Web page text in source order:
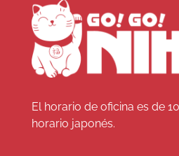
El horario de oficina es de
horario japonés.